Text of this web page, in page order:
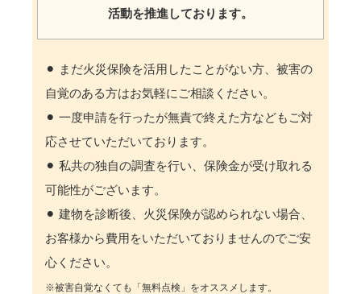
活動を推進しております。
⚫︎ まだ火災保険を活用したことがない方、被害の
自覚のある方はお気軽にご相談ください。
⚫︎ 一度申請を行ったが無責で終えた方などもご対
応させていただいております。
⚫︎ 私共の独自の調査を行い、保険金が受け取れる
可能性がございます。
⚫︎ 建物を診断後、火災保険が認められない場合、
お客様から費用をいただいておりませんのでご安
心ください。
※被害自覚なくても「無料点検」をオススメします。